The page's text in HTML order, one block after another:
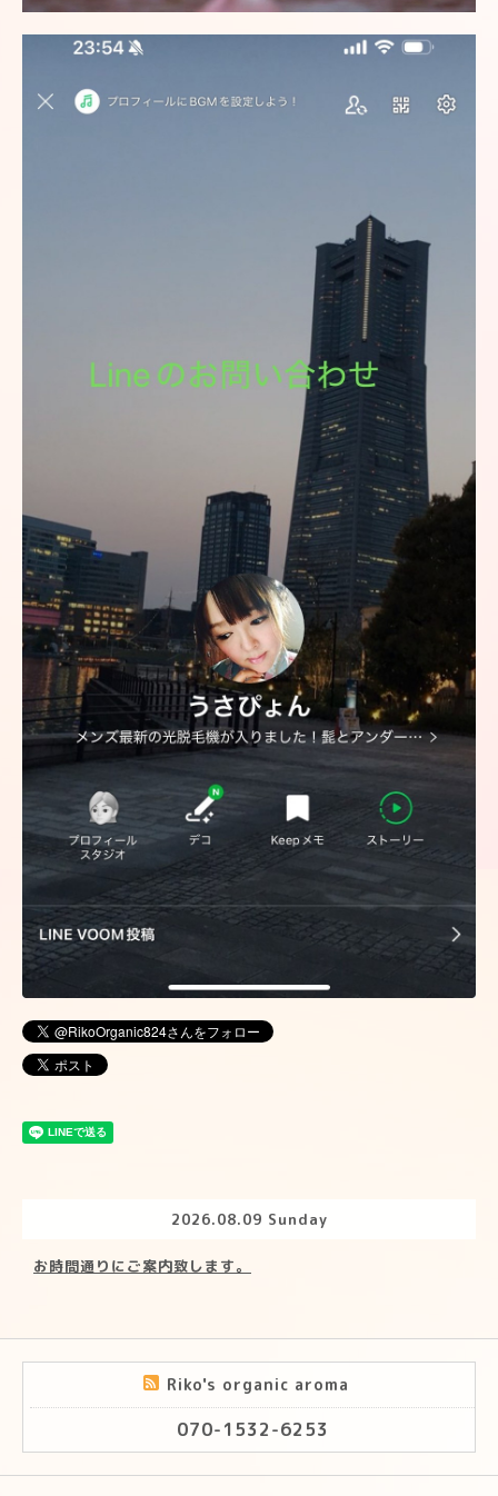
2026.08.09 Sunday
お時間通りにご案内致します。
Riko's organic aroma
070-1532-6253